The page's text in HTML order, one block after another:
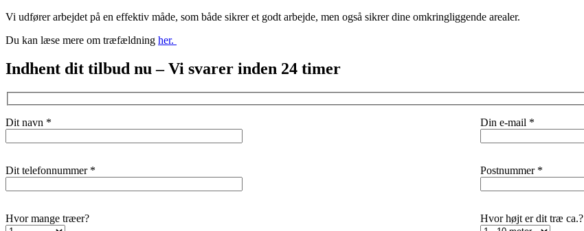
Vi udfører arbejdet på en effektiv måde, som både sikrer et godt arbejde, men også sikrer dine omkringliggende arealer.
Du kan læse mere om træfældning her.
Indhent dit tilbud nu – Vi svarer inden 24 timer
Dit navn * Din e-mail *
Dit telefonnummer * Postnummer *
Hvor mange træer? Hvor højt er dit træ ca.?